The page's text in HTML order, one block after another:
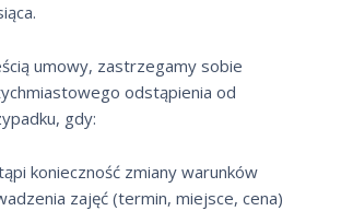
umowy, zastrzegamy sobie
odstąpienia od
gdy:
konieczność zmiany warunków
zajęć (termin, miejsce, cena)